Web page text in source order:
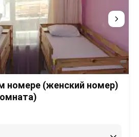
номере (женский номер)